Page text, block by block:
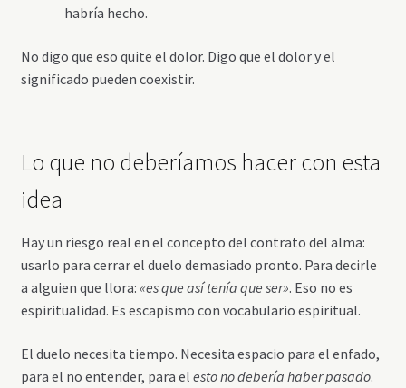
habría hecho.
No digo que eso quite el dolor. Digo que el dolor y el
significado pueden coexistir.
Lo que no deberíamos hacer con esta
idea
Hay un riesgo real en el concepto del contrato del alma:
usarlo para cerrar el duelo demasiado pronto. Para decirle
a alguien que llora: «es que así tenía que ser». Eso no es
espiritualidad. Es escapismo con vocabulario espiritual.
El duelo necesita tiempo. Necesita espacio para el enfado,
para el no entender, para el esto no debería haber pasado.